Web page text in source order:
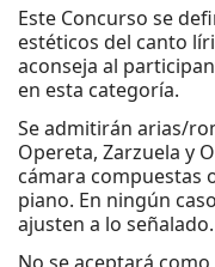
Este Concurso se
estéticos del canto
aconseja al
en esta categoría.
Se admitirán arias/
Opereta, Zarzuela y
cámara compuestas
piano. En ningún
ajusten a lo señalado.